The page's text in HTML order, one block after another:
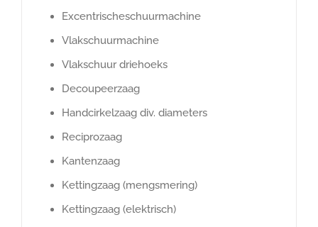
Excentrischeschuurmachine
Vlakschuurmachine
Vlakschuur driehoeks
Decoupeerzaag
Handcirkelzaag div. diameters
Reciprozaag
Kantenzaag
Kettingzaag (mengsmering)
Kettingzaag (elektrisch)